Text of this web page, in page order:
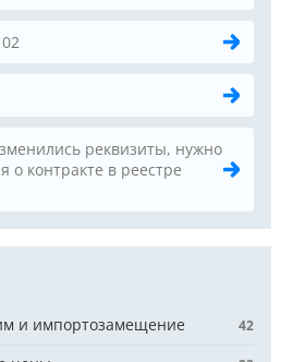
реквизиты, нужно
о контракте в реестре
и импортозамещение 42